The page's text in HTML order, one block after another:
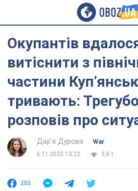
Окупантів
витіснити з
частини
тривають:
розповів про
Дар'я Дурова
War
6.11.2025 13:22
3,8 т.
203